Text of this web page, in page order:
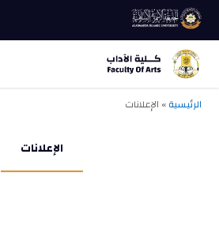
الرئيسية» الإعلانات
الإعلانات
ــــــــــــــــــــــــــ